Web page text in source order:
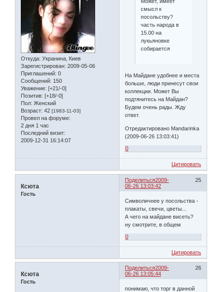
Откуда: Укранина, Киев
Зарегистрирован: 2009-05-06
Приглашений: 0
Сообщений: 150
Уважение: [+21/-0]
Позитив: [+18/-0]
Пол: Женский
Возраст: 42 [1983-11-03]
Провел на форуме:
2 дня 1 час
Последний визит:
2009-12-31 16:14:07
смысл к
посольству?
часть народа в
15.00 на
лукьяновке
собирается
На Майдане удобнее и места
больше, люди принесут свои
коллекции. Может Вы
подтянитесь на Майдан?
Будем очень рады. Жду
ответ.
Отредактировано Mandarinka
(2009-06-26 13:03:41)
0
Цитировать
Поделиться 25
2009-
06-26 13:03:42
Ксюта
Гость
Символичнее у посольства -
плакаты, свечи, цветы...
А чего на майдане висеть?
ну смотрите, в общем
0
Цитировать
Поделиться 26
2009-
06-26 13:05:44
Ксюта
Гость
понимаю, что торг в данной